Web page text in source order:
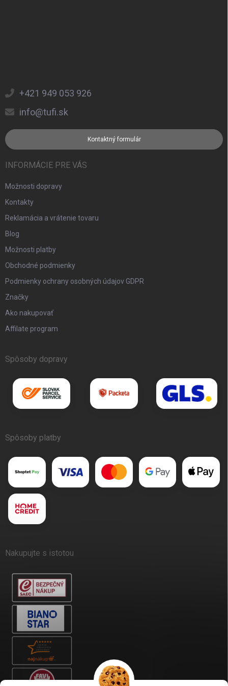
+421 949 053 926
info@tufi.sk
Kontaktný formulár
INFORMÁCIE PRE VÁS
Možnosti dopravy
Kontakty
Reklamácia a vrátenie tovaru
Blog
Možnosti platby
Obchodné podmienky
Podmienky ochrany osobných údajov GDPR
Značky
Ako nakupovať
Affilate program
Spôsoby dopravy
Spôsoby platby
Nakupujte s istotou